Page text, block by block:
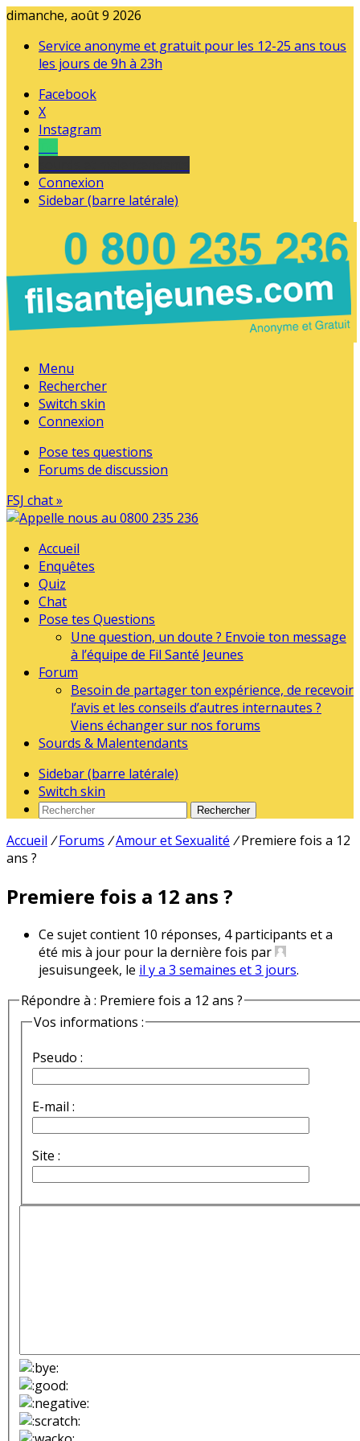
dimanche, août 9 2026
Service anonyme et gratuit pour les 12-25 ans tous
les jours de 9h à 23h
Facebook
X
Instagram
Connexion
Sidebar (barre latérale)
Menu
Rechercher
Switch skin
Connexion
Pose tes questions
Forums de discussion
FSJ chat »
Accueil
Enquêtes
Quiz
Chat
Pose tes Questions
Une question, un doute ? Envoie ton message
à l’équipe de Fil Santé Jeunes
Forum
Besoin de partager ton expérience, de recevoir
l’avis et les conseils d’autres internautes ?
Viens échanger sur nos forums
Sourds & Malentendants
Sidebar (barre latérale)
Switch skin
Rechercher
Accueil / Forums /Amour et Sexualité / Premiere fois a 12
ans ?
Premiere fois a 12 ans ?
Ce sujet contient 10 réponses, 4 participants et a
été mis à jour pour la dernière fois par
jesuisungeek, le il y a 3 semaines et 3 jours.
Répondre à : Premiere fois a 12 ans ?
Vos informations :
Pseudo :
E-mail :
Site :